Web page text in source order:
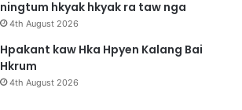
ningtum hkyak hkyak ra taw nga
4th August 2026
Hpakant kaw Hka Hpyen Kalang Bai
Hkrum
4th August 2026